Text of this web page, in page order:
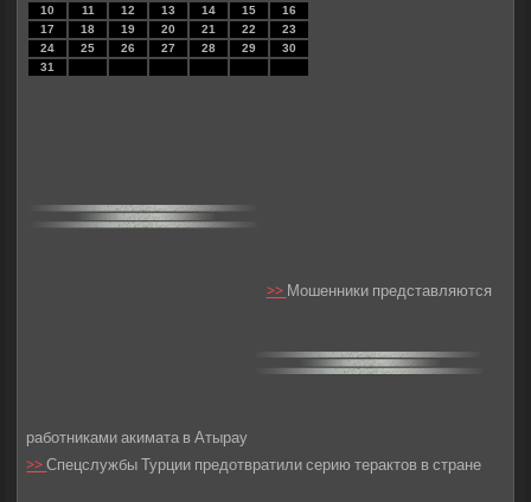
10
11 12 13 14 15
16
17
18 19 20 21 22
23
24
25 26 27 28 29
30
31
>>Мошенники представляются
работниками акимата в Атырау
>>Спецслужбы Турции предотвратили серию терактов в стране